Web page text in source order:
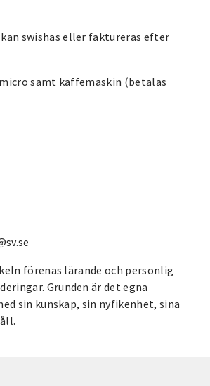
swishas eller faktureras efter
samt kaffemaskin (betalas
förenas lärande och personlig
Grunden är det egna
sin kunskap, sin nyfikenhet, sina